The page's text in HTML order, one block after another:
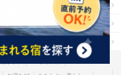
箱根温泉
大歩危祖谷温泉